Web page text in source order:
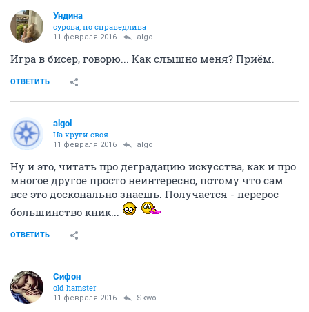
Ундинa
сурова, но справедлива
11 февраля 2016 аlgоl
Игра в бисер, говорю... Как слышно меня? Приём.
ОТВЕТИТЬ
аlgоl
На круги своя
11 февраля 2016 аlgоl
Ну и это, читать про деградацию искусства, как и про
многое другое просто неинтересно, потому что сам
все это досконально знаешь. Получается - перерос
большинство кник...
ОТВЕТИТЬ
Сифон
old hamster
11 февраля 2016 SkwоT